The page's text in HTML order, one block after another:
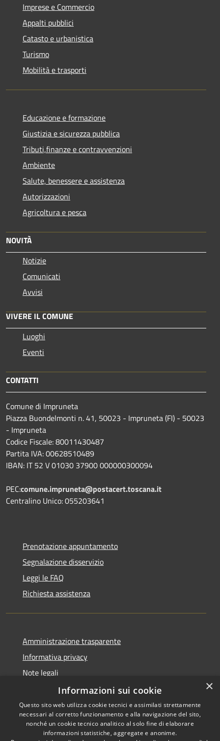
Imprese e Commercio
Appalti pubblici
Catasto e urbanistica
Turismo
Mobilità e trasporti
Educazione e formazione
Giustizia e sicurezza pubblica
Tributi,finanze e contravvenzioni
Ambiente
Salute, benessere e assistenza
Autorizzazioni
Agricoltura e pesca
NOVITÀ
Notizie
Comunicati
Avvisi
VIVERE IL COMUNE
Luoghi
Eventi
CONTATTI
Comune di Impruneta
Piazza Buondelmonti n. 41, 50023 - Impruneta (FI) - 50023
- Impruneta
Codice Fiscale: 80011430487
Partita IVA: 00628510489
IBAN: IT 52 V 01030 37900 000000300094
PEC:comune.impruneta@postacert.toscana.it
Centralino Unico: 055203641
Prenotazione appuntamento
Segnalazione disservizio
Leggi le FAQ
Richiesta assistenza
Amministrazione trasparente
Informativa privacy
Note legali
Dichiarazione di accessibilità
RSS Copyright © 2026 • Comune di
×
Informazioni sui cookie
Questo sito web utilizza cookie tecnici e assimilati strettamente
necessari al corretto funzionamento e alla navigazione del sito,
nonché un cookie tecnico analitico al solo fine di elaborare
informazioni statistiche, aggregate e anonime.